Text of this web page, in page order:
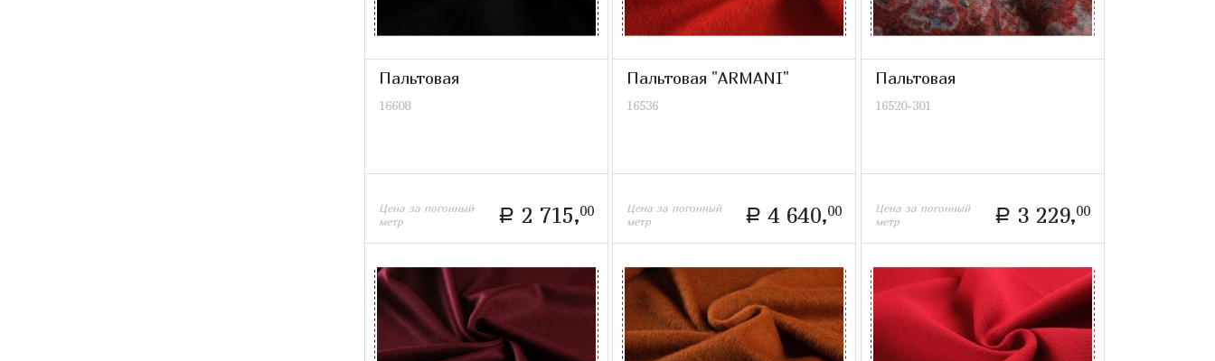
Пальтовая
16608
Цена за погонный
метр
a 2 715,00
Пальтовая "ARMANI"
16536
Цена за погонный
метр
a 4 640,00
Пальтовая
16520-301
Цена за погонный
метр
a 3 229,00